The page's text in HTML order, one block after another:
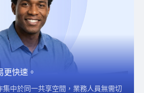
更快速。
集中於同一共享空間，業務人員無需切